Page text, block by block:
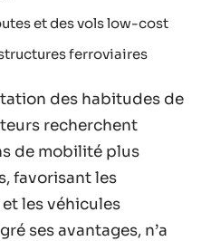
et des vols low-cost
ferroviaires
des habitudes de
recherchent
de mobilité plus
favorisant les
les véhicules
ses avantages, n’a